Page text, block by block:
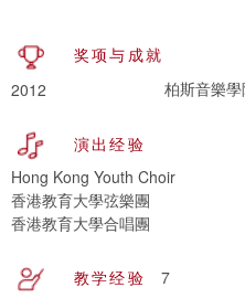
奖项与成就
2012
柏斯音樂
演出经验
Hong Kong Youth Choir
香港教育大學弦樂團
香港教育大學合唱團
教学经验
7